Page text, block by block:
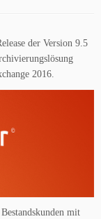
der Version 9.5
2016.
mit